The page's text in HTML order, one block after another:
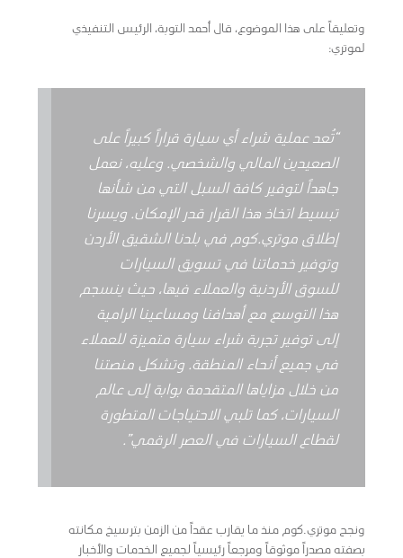
وتعليقاً على هذا الموضوع، قال أحمد التوبة، الرئيس التنفيذي
لموتري:
“تُعد عملية شراء أي سيارة قراراً كبيراً على
الصعيدين المالي والشخصي. وعليه، نعمل
جاهداً لتوفير كافة السبل التي من شأنها
تبسيط اتخاذ هذا القرار قدر الإمكان. ويسرنا
إطلاق موتري.كوم في بلدنا الشقيق الأردن
وتوفير خدماتنا في تسويق السيارات
للسوق الأردنية والعملاء فيها، حيث ينسجم
هذا التوسع مع أهدافنا ومساعينا الرامية
إلى توفير تجربة شراء سيارة متميزة للعملاء
في جميع أنحاء المنطقة. وتشكل منصتنا
من خلال مزاياها المتقدمة بوابة إلى عالم
السيارات، كما تلبي الاحتياجات المتطورة
لقطاع السيارات في العصر الرقمي”.
ونجح موتري.كوم منذ ما يقارب عقداً من الزمن بترسيخ مكانته
بصفته مصدراً موثوقاً ومرجعاً رئيسياً لجميع الخدمات والأخبار